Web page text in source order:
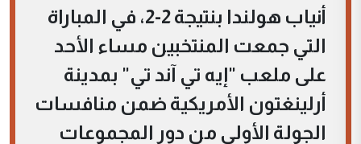
أنياب هولندا بنتيجة 2-2، في المباراة
التي جمعت المنتخبين مساء الأحد
على ملعب "إيه تي آند تي" بمدينة
أرلينغتون الأمريكية ضمن منافسات
الجولة الأولى من دور المجموعات